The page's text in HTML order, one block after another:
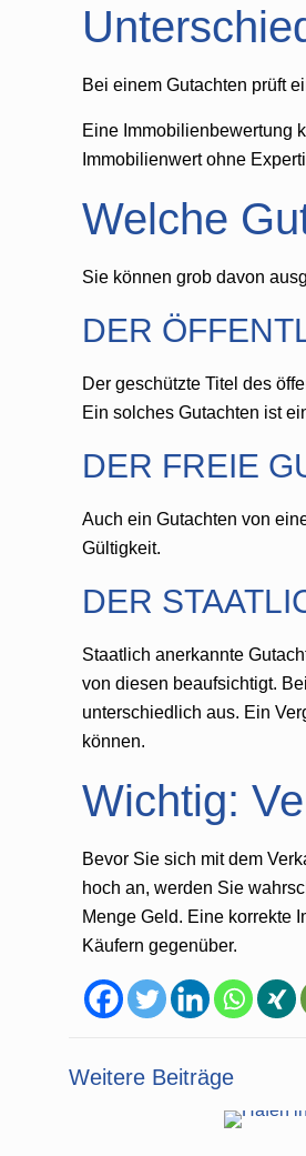
Bei einem Gutachten prüft
Eine Immobilienbewertung
Immobilienwert ohne
Welche
Sie können grob davon
DER
Der geschützte Titel des
Ein solches Gutachten ist
DER FREIE
Auch ein Gutachten von
Gültigkeit.
DER
Staatlich anerkannte
von diesen beaufsichtigt.
unterschiedlich aus. Ein
können.
Wichtig:
Bevor Sie sich mit dem
hoch an, werden Sie
Menge Geld. Eine korrekte
Käufern gegenüber.
Weitere Beiträge